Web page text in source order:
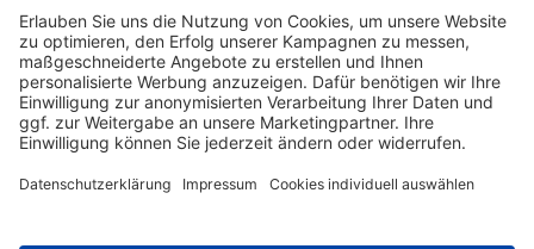
Sie sind auf der Suche nach dem passenden Druckerzubehör
oder Zubehör für das Büro, den Computer oder Ihr
Smartphone? Dann sind Sie bei Druckerzubehoer.de genau
richtig! Unser breites Sortiment bietet unter anderem Tinte
und Toner für alle gängigen Druckermodelle – großer sowie
kleiner Hersteller. Zugleich sind wir Ihr Online Fachhandel für
einrichten, die Werkstatt ausstatten oder den Alltag mit
was Ihren Arbeitsplatz noch komfortabler macht, finden Sie